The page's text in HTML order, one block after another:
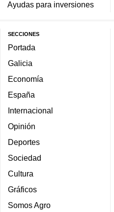
Ayudas para inversiones
SECCIONES
Portada
Galicia
Economía
España
Internacional
Opinión
Deportes
Sociedad
Cultura
Gráficos
Somos Agro